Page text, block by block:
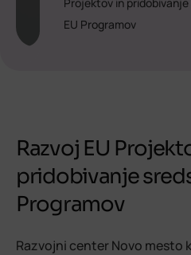
EU Programov
Razvoj EU
pridobivanje
Programov
Razvojni center Novo mesto